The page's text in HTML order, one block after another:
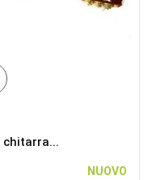
chitarra...
NUOVO